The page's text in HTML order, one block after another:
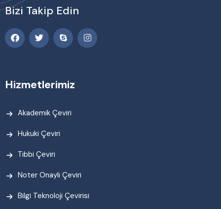
Bizi Takip Edin
Hizmetlerimiz
Akademik Çeviri
Hukuki Çeviri
Tıbbi Çeviri
Noter Onaylı Çeviri
Bilgi Teknoloji Çevirisi